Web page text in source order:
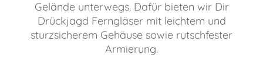
Gelände unterwegs. Dafür bieten wir Dir
Drückjagd Ferngläser mit leichtem und
sturzsicherem Gehäuse sowie rutschfester
Armierung.